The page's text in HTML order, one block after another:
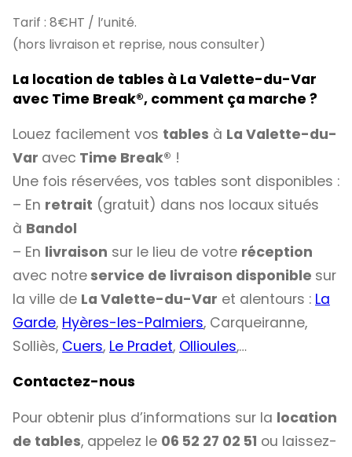
Tarif : 8€HT / l’unité.
(hors livraison et reprise, nous consulter)
La location de tables à La Valette-du-Var
avec Time Break®, comment ça marche ?
Louez facilement vos tables à La Valette-du-
Var avec Time Break® !
Une fois réservées, vos tables sont disponibles :
– En retrait (gratuit) dans nos locaux situés
à Bandol
– En livraison sur le lieu de votre réception
avec notre service de livraison disponible sur
la ville de La Valette-du-Var et alentours : La
Garde, Hyères-les-Palmiers, Carqueiranne,
Solliès, Cuers, Le Pradet, Ollioules,…
Contactez-nous
Pour obtenir plus d’informations sur la location
de tables, appelez le 06 52 27 02 51 ou laissez-